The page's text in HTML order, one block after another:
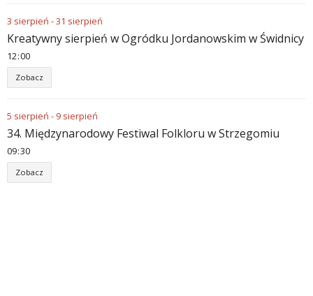
3 sierpień -31 sierpień
Kreatywny sierpień w Ogródku Jordanowskim w Świdnicy
12:00
Zobacz
5 sierpień - 9 sierpień
34. Międzynarodowy Festiwal Folkloru w Strzegomiu
09:30
Zobacz